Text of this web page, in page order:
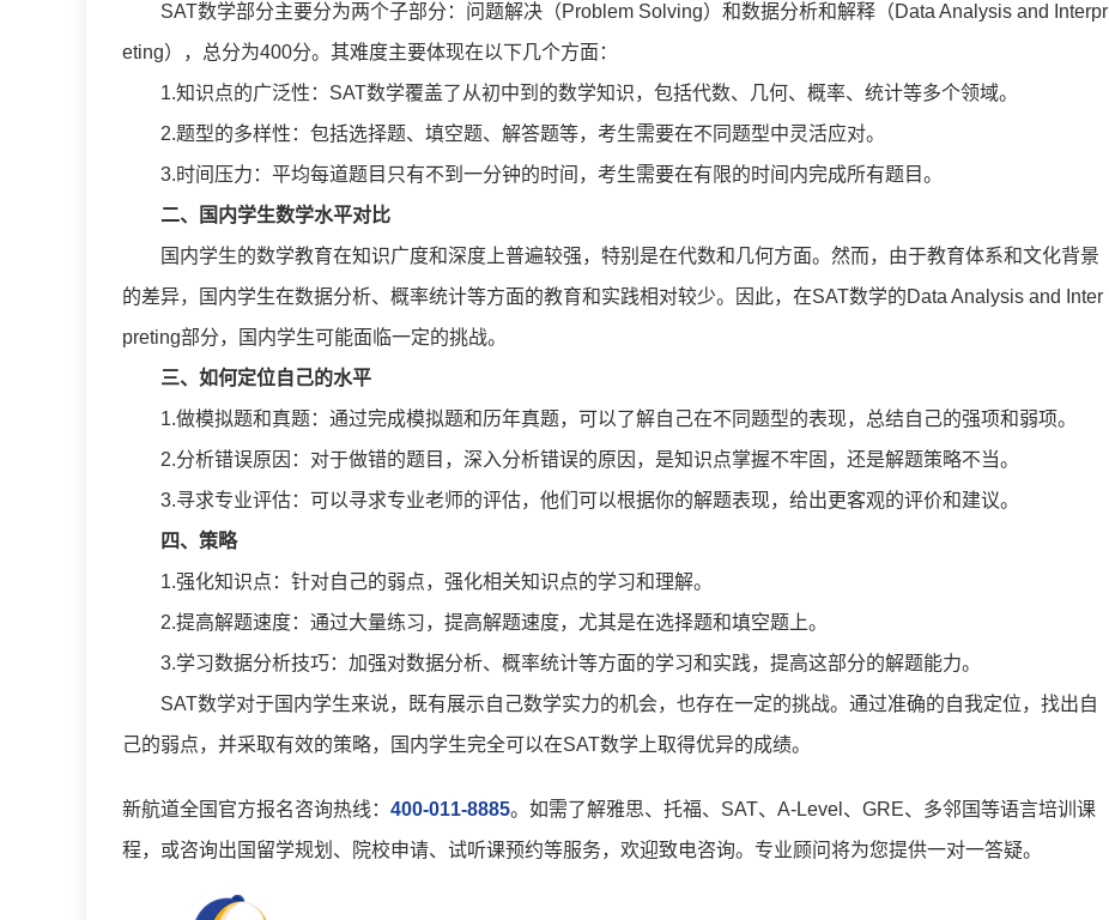
SAT数学部分主要分为两个子部分：问题解决（Problem Solving）和数据分析和解释（Data Analysis and Interpr
eting），总分为400分。其难度主要体现在以下几个方面：
1.知识点的广泛性：SAT数学覆盖了从初中到的数学知识，包括代数、几何、概率、统计等多个领域。
2.题型的多样性：包括选择题、填空题、解答题等，考生需要在不同题型中灵活应对。
3.时间压力：平均每道题目只有不到一分钟的时间，考生需要在有限的时间内完成所有题目。
二、国内学生数学水平对比
国内学生的数学教育在知识广度和深度上普遍较强，特别是在代数和几何方面。然而，由于教育体系和文化背景
的差异，国内学生在数据分析、概率统计等方面的教育和实践相对较少。因此，在SAT数学的Data Analysis and Inter
preting部分，国内学生可能面临一定的挑战。
三、如何定位自己的水平
1.做模拟题和真题：通过完成模拟题和历年真题，可以了解自己在不同题型的表现，总结自己的强项和弱项。
2.分析错误原因：对于做错的题目，深入分析错误的原因，是知识点掌握不牢固，还是解题策略不当。
3.寻求专业评估：可以寻求专业老师的评估，他们可以根据你的解题表现，给出更客观的评价和建议。
四、策略
1.强化知识点：针对自己的弱点，强化相关知识点的学习和理解。
2.提高解题速度：通过大量练习，提高解题速度，尤其是在选择题和填空题上。
3.学习数据分析技巧：加强对数据分析、概率统计等方面的学习和实践，提高这部分的解题能力。
SAT数学对于国内学生来说，既有展示自己数学实力的机会，也存在一定的挑战。通过准确的自我定位，找出自
己的弱点，并采取有效的策略，国内学生完全可以在SAT数学上取得优异的成绩。
新航道全国官方报名咨询热线： 400-011-8885。如需了解雅思、托福、SAT、A-Level、GRE、多邻国等语言培训课
程，或咨询出国留学规划、院校申请、试听课预约等服务，欢迎致电咨询。专业顾问将为您提供一对一答疑。
登录/注册
* 验证码: 获取验证码
我已阅读并同意 《用户服务条款及隐私政策》